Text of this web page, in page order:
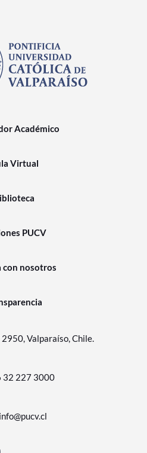
Académico
Virtual
PUCV
con nosotros
2950, Valparaíso, Chile.
32 227 3000
info@pucv.cl